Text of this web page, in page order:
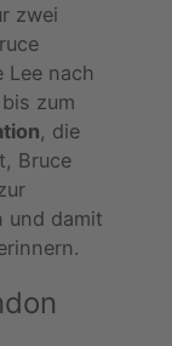
zwei
Lee nach
zum
, die
Bruce
und damit